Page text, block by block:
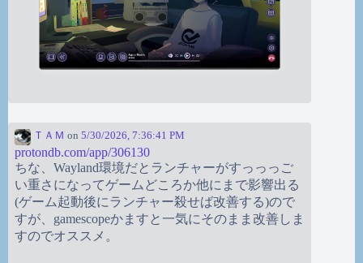
ＴＡＭ on 5/30/2026, 7:36:41 PM
protondb.com/app/306130
ちな、Wayland環境だとランチャーがすっっっご
い重さになってゲームどころか他にまで影響出る
(ゲーム起動後にランチャー殺せば改善する)ので
すが、gamescopeかますと一気にそのまま改善しま
すのでオススメ。